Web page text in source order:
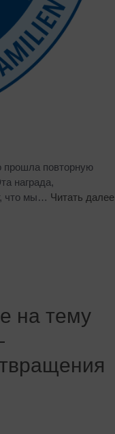
прошла повторную
награда,
что мы… Читать далее
на тему